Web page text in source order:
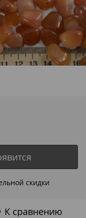
скидки
К сравнению